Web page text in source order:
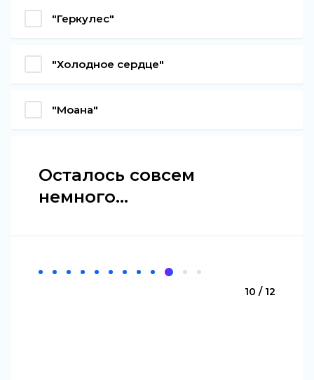
"Геркулес"
"Холодное сердце"
"Моана"
Осталось совсем
немного...
10 / 12